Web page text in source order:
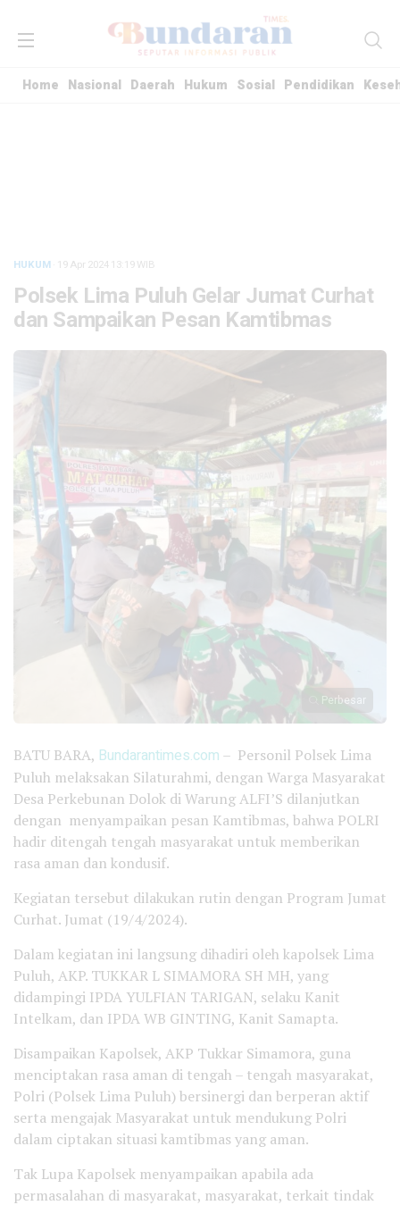
Home Nasional Daerah Hukum Sosial Pendidikan
HUKUM · 19 Apr 2024 13:19WIB
Polsek Lima Puluh Gelar Jumat Curhat
dan Sampaikan Pesan Kamtibmas
Perbesar
BATU BARA, Bundarantimes.com – Personil Polsek Lima
Puluh melaksakan Silaturahmi, dengan Warga Masyarakat
Desa Perkebunan Dolok di Warung ALFI’S dilanjutkan
dengan menyampaikan pesan Kamtibmas, bahwa POLRI
hadir ditengah tengah masyarakat untuk memberikan
rasa aman dan kondusif.
Kegiatan tersebut dilakukan rutin dengan Program Jumat
Curhat. Jumat (19/4/2024).
Dalam kegiatan ini langsung dihadiri oleh kapolsek Lima
Puluh, AKP. TUKKAR L SIMAMORA SH MH, yang
didampingi IPDA YULFIAN TARIGAN, selaku Kanit
Intelkam, dan IPDA WB GINTING, Kanit Samapta.
Disampaikan Kapolsek, AKP Tukkar Simamora, guna
menciptakan rasa aman di tengah – tengah masyarakat,
Polri (Polsek Lima Puluh) bersinergi dan berperan aktif
serta mengajak Masyarakat untuk mendukung Polri
dalam ciptakan situasi kamtibmas yang aman.
Tak Lupa Kapolsek menyampaikan apabila ada
permasalahan di masyarakat, masyarakat, terkait tindak